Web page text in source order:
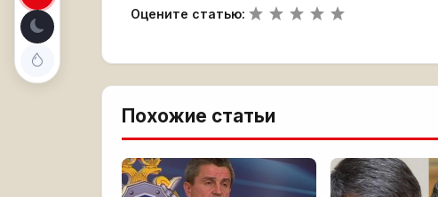
Оцените статью:
Похожие статьи